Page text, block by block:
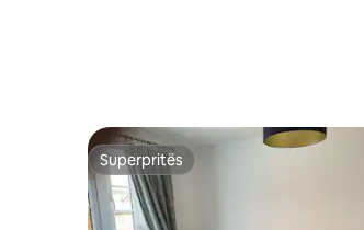
Superpritës
Superpritës